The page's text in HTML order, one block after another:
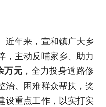
近年来，宣和镇广大乡
，主动反哺家乡、助力
万元 ，全力投身道路修
治、困难群众帮扶，奖
设重点工作，以实打实